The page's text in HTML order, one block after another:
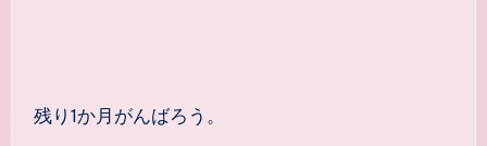
残り1か月がんばろう。